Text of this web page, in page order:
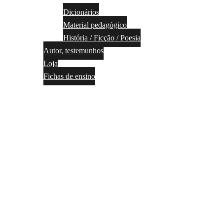
Dicionários
Material pedagógico
História / Ficção / Poesia
Autor, testemunhos
Loja
Fichas de ensino